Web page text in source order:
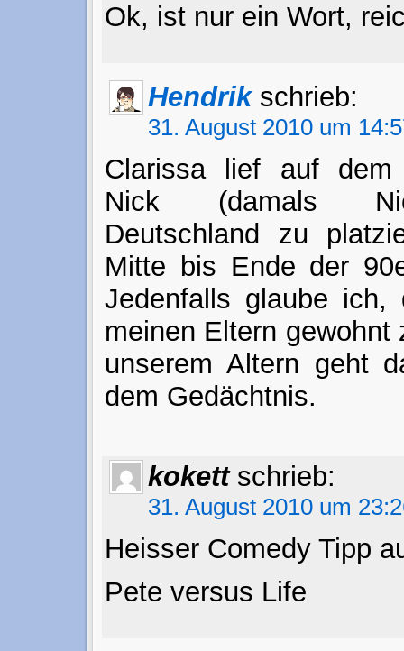
Ok, ist nur ein Wort,
Hendrik schrieb:
31. August 2010 um
Clarissa lief auf dem
Nick (damals
Deutschland zu
Mitte bis Ende der
Jedenfalls glaube ich,
meinen Eltern gewohnt
unserem Altern geht
dem Gedächtnis.
kokett schrieb:
31. August 2010 um
Heisser Comedy Tipp
Pete versus Life